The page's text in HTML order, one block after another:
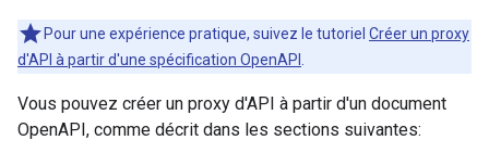
Pour une expérience pratique, suivez le tutoriel Créer un proxy
d'API à partir d'une spécification OpenAPI
Vous pouvez créer un proxy d'API à partir d'un document
OpenAPI, comme décrit dans les sections suivantes: